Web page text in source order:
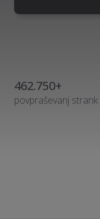
462.750+
povpraševanj strank